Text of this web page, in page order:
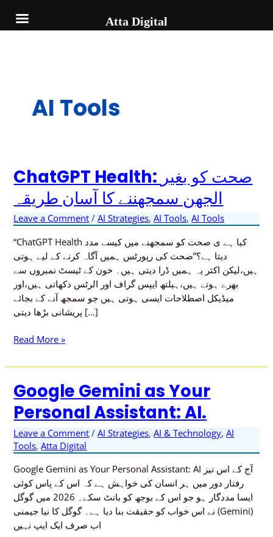
content
AI Tools
ChatGPT Health: صحت کو بغیر
الجھن سمجھننے کا آسان طریقہ
Leave a Comment /AI Strategies,AI Tools,AI Tools
“ChatGPT Health کیا ہے ی صحت کو سمجھنے میں کیسے مدد
دیتا ہے؟”صحت کی رپورٹس ہمیں آگاہ کرنے کے لیے ہوتی
ہیں،لیکن اکثر یہ ہمیں ڈرا دیتی ہیں۔ خون کے ٹیسٹ نمبروں سے
بھرے ہوتے ہیں،ہیلتھ ایپس گراف اور الرٹس دکھاتی ہیں،اور
میڈیکل اصطلاحات ایسی ہوتی ہیں جو سمجھ آنے کے بجائے
پریشانی بڑھا دیتی […]
ChatGPT
Health:
صحت
کو
بغیر
الجھن
سمجھننے
کا
آسان
طریقہ
Read More »
Google Gemini as Your
Personal Assistant: AI.
Leave a Comment /AI Strategies,AI & Technology,AI
Tools,Atta Digital
Google Gemini as Your Personal Assistant: AI آج کے اس تیز
رفتار دور میں ہر انسان کی خواہش ہے کہ اس کے پاس کوئی
ایسا مددگار ہو جو اس کے بوجھ کو بانٹ سکے۔ 2026 میں گوگل
نے اس خواب کو حقیقت بنا دیا ہے۔ گوگل کا نیا جیمنی (Gemini)
اب صرف ایک ایپ نہیں
Google
Gemini
as
Your
Personal
Assistant:
AI.
Atta Digital